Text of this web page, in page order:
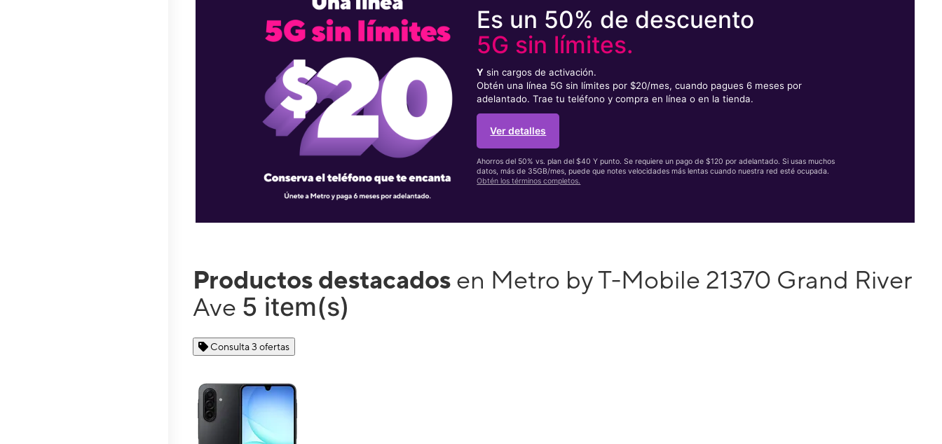
Es un 50% de descuento
5G sin límites.
Y sin cargos de activación.
Obtén una línea 5G sin límites por $20/mes, cuando pagues 6 meses por
adelantado. Trae tu teléfono y compra en línea o en la tienda.
Ver detalles
Ahorros del 50% vs. plan del $40 Y punto. Se requiere un pago de $120 por adelantado. Si usas muchos
datos, más de 35GB/mes, puede que notes velocidades más lentas cuando nuestra red esté ocupada.
Obtén los términos completos.
Productos destacados en Metro by T-Mobile 21370 Grand River
Ave 5 item(s)
Consulta 3 ofertas